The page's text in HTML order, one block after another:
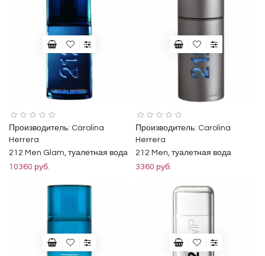
Производитель: Carolina
Herrera
212 Men Glam, туалетная вода
10360 руб.
Производитель: Carolina
Herrera
212 Men, туалетная вода
3360 руб.